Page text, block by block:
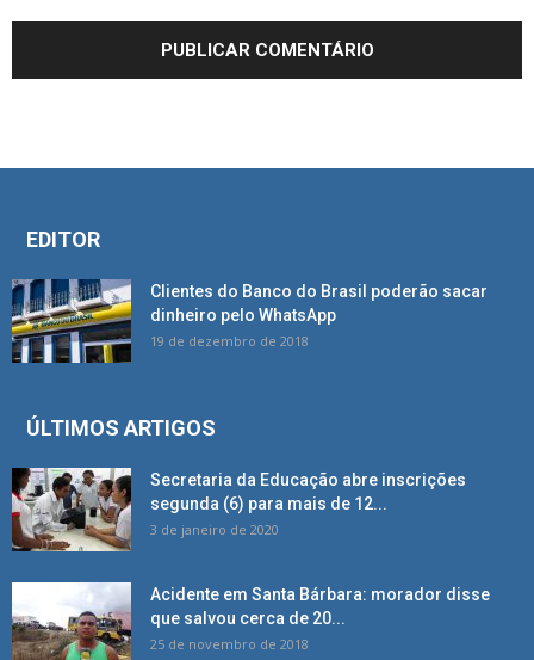
EDITOR
Clientes do Banco do Brasil poderão sacar
dinheiro pelo WhatsApp
19 de dezembro de 2018
ÚLTIMOS ARTIGOS
Secretaria da Educação abre inscrições
segunda (6) para mais de 12...
3 de janeiro de 2020
Acidente em Santa Bárbara: morador disse
que salvou cerca de 20...
25 de novembro de 2018